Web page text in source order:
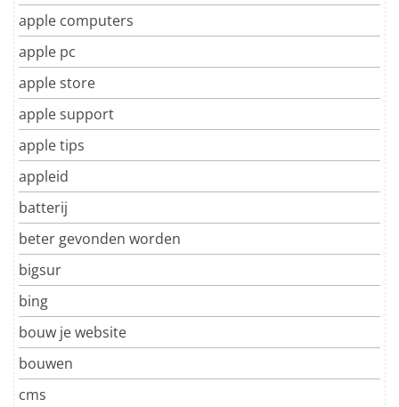
apple computers
apple pc
apple store
apple support
apple tips
appleid
batterij
beter gevonden worden
bigsur
bing
bouw je website
bouwen
cms